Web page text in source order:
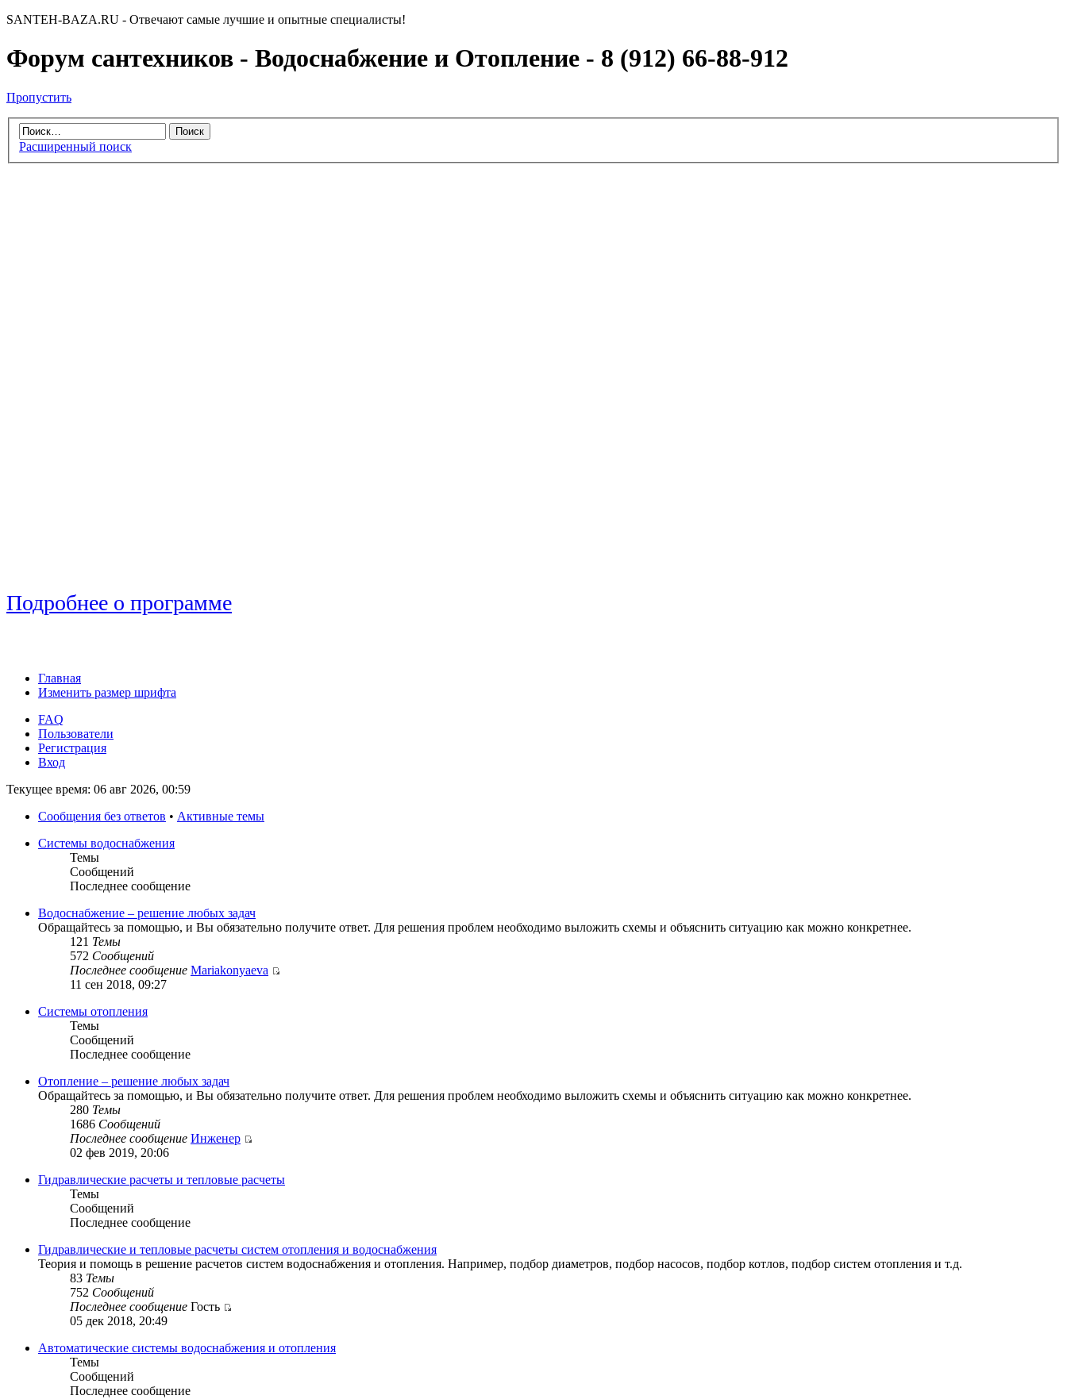
SANTEH-BAZA.RU - Отвечают самые лучшие и опытные специалисты!
Форум сантехников - Водоснабжение и Отопление - 8 (912) 66-88-912
Пропустить
Расширенный поиск
Подробнее о программе
Главная
Изменить размер шрифта
FAQ
Пользователи
Регистрация
Вход
Текущее время: 06 авг 2026, 00:59
Сообщения без ответов • Активные темы
Системы водоснабжения
Темы
Сообщений
Последнее сообщение
Водоснабжение – решение любых задач
Обращайтесь за помощью, и Вы обязательно получите ответ. Для решения проблем необходимо выложить схемы и объяснить ситуацию как можно конкретнее.
121 Темы
572 Сообщений
Последнее сообщение Mariakonyaeva
11 сен 2018, 09:27
Системы отопления
Темы
Сообщений
Последнее сообщение
Отопление – решение любых задач
Обращайтесь за помощью, и Вы обязательно получите ответ. Для решения проблем необходимо выложить схемы и объяснить ситуацию как можно конкретнее.
280 Темы
1686 Сообщений
Последнее сообщение Инженер
02 фев 2019, 20:06
Гидравлические расчеты и тепловые расчеты
Темы
Сообщений
Последнее сообщение
Гидравлические и тепловые расчеты систем отопления и водоснабжения
Теория и помощь в решение расчетов систем водоснабжения и отопления. Например, подбор диаметров, подбор насосов, подбор котлов, подбор систем отопления и т.д.
83 Темы
752 Сообщений
Последнее сообщение Гость
05 дек 2018, 20:49
Автоматические системы водоснабжения и отопления
Темы
Сообщений
Последнее сообщение